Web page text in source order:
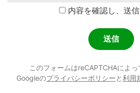
内容を確認し、送信
このフォームはreCAPTCHAによっ
Googleのプライバシーポリシーと利用